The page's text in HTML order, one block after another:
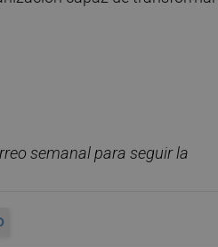
semanal para seguir la